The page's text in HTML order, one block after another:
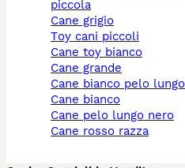
piccola
cane grigio
toy cani piccoli
cane toy bianco
cane grande
cane bianco pelo lungo
cane bianco
cane pelo lungo nero
cane rosso razza